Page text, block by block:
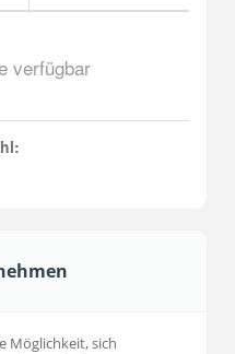
verfügbar
Möglichkeit, sich